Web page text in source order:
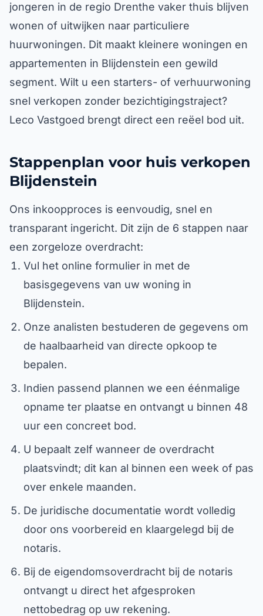
jongeren in de regio Drenthe vaker thuis blijven
wonen of uitwijken naar particuliere
huurwoningen. Dit maakt kleinere woningen en
appartementen in Blijdenstein een gewild
segment. Wilt u een starters- of verhuurwoning
snel verkopen zonder bezichtigingstraject?
Leco Vastgoed brengt direct een reëel bod uit.
Stappenplan voor huis verkopen
Blijdenstein
Ons inkoopproces is eenvoudig, snel en
transparant ingericht. Dit zijn de 6 stappen naar
een zorgeloze overdracht:
Vul het online formulier in met de
basisgegevens van uw woning in
Blijdenstein.
Onze analisten bestuderen de gegevens om
de haalbaarheid van directe opkoop te
bepalen.
Indien passend plannen we een éénmalige
opname ter plaatse en ontvangt u binnen 48
uur een concreet bod.
U bepaalt zelf wanneer de overdracht
plaatsvindt; dit kan al binnen een week of pas
over enkele maanden.
De juridische documentatie wordt volledig
door ons voorbereid en klaargelegd bij de
notaris.
Bij de eigendomsoverdracht bij de notaris
ontvangt u direct het afgesproken
nettobedrag op uw rekening.